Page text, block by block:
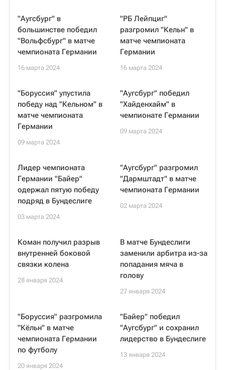
"Аугсбург" в
большинстве победил
"Вольфсбург" в матче
чемпионата Германии
16 марта 2024
"РБ Лейпциг"
разгромил "Кельн" в
матче чемпионата
Германии
16 марта 2024
"Боруссия" упустила
победу над "Кельном" в
матче чемпионата
Германии
09 марта 2024
"Аугсбург" победил
"Хайденхайм" в
чемпионате Германии
09 марта 2024
Лидер чемпионата
Германии "Байер"
одержал пятую победу
подряд в Бундеслиге
03 марта 2024
"Аугсбург" разгромил
"Дармштадт" в матче
чемпионата Германии
02 марта 2024
Коман получил разрыв
внутренней боковой
связки колена
28 января 2024
В матче Бундеслиги
заменили арбитра из-за
попадания мяча в
голову
27 января 2024
"Боруссия" разгромила
"Кёльн" в матче
чемпионата Германии
по футболу
20 января 2024
"Байер" победил
"Аугсбург" и сохранил
лидерство в Бундеслиге
13 января 2024